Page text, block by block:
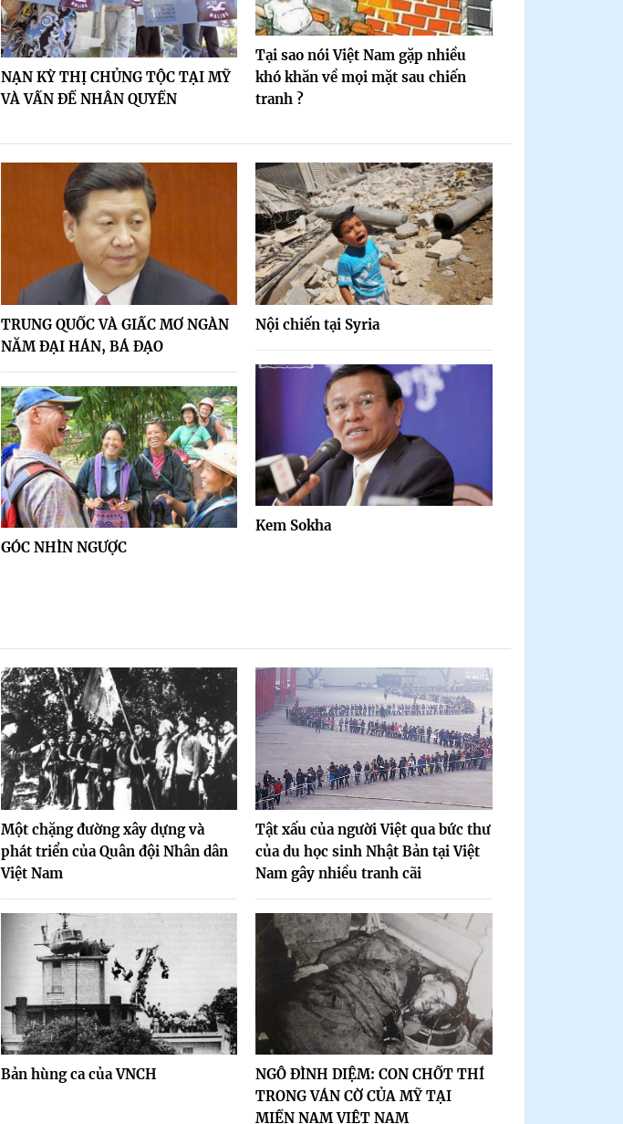
NẠN KỲ THỊ CHỦNG TỘC TẠI MỸ
VÀ VẤN ĐỀ NHÂN QUYỀN
Tại sao nói Việt Nam gặp nhiều
khó khăn về mọi mặt sau chiến
tranh ?
TRUNG QUỐC VÀ GIẤC MƠ NGÀN
NĂM ĐẠI HÁN, BÁ ĐẠO
GÓC NHÌN NGƯỢC
Nội chiến tại Syria
Kem Sokha
Một chặng đường xây dựng và
phát triển của Quân đội Nhân dân
Việt Nam
Bản hùng ca của VNCH
Tật xấu của người Việt qua bức thư
của du học sinh Nhật Bản tại Việt
Nam gây nhiều tranh cãi
NGÔ ĐÌNH DIỆM: CON CHỐT THÍ
TRONG VÁN CỜ CỦA MỸ TẠI
MIỀN NAM VIỆT NAM